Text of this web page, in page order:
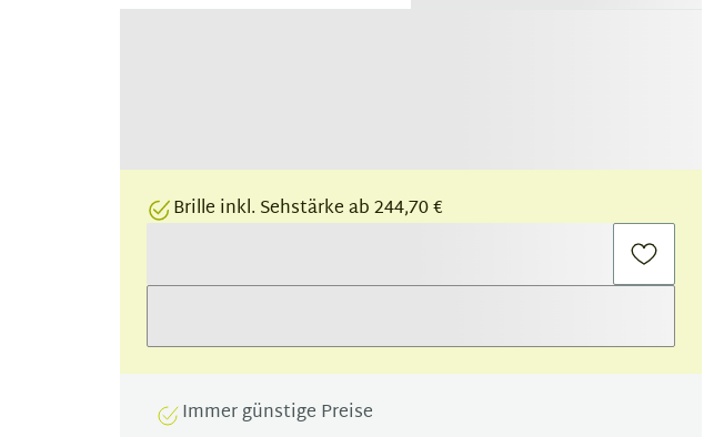
Brille inkl. Sehstärke ab 244,70 €
Immer günstige Preise